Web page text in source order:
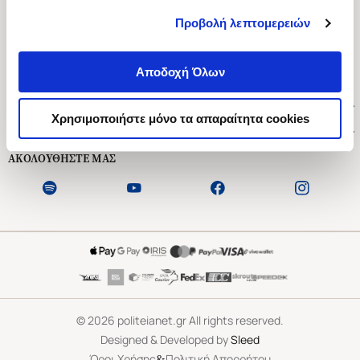
Προβολή λεπτομερειών
Αποδοχή Όλων
Χρησιμοποιήστε μόνο τα απαραίτητα cookies
Ασκληπιού 1-3, Αθήνα 106 79
Δευτέρα - Παρασκευή 09:00-21:00
Εξυπηρέτηση Πελατών
ΑΚΟΛΟΥΘΗΣΤΕ ΜΑΣ
©2026 politeianet.gr All rights reserved.
Designed & Developed bySleed